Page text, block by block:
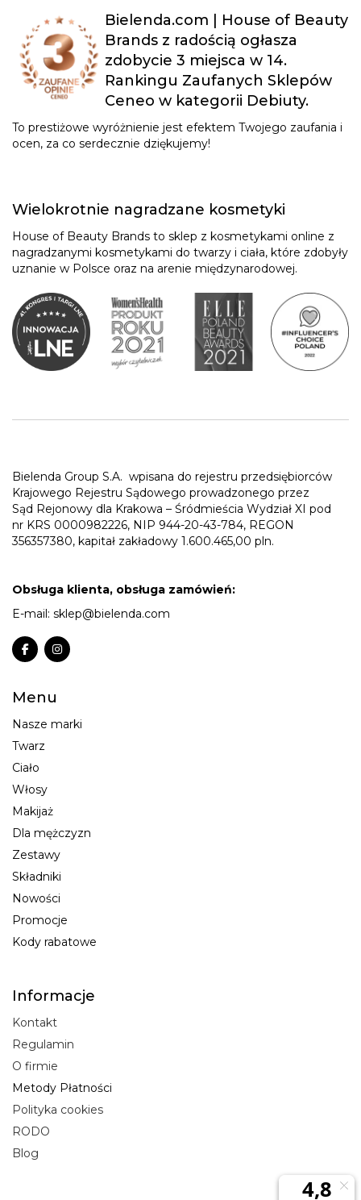
Bielenda.com | House of Beauty
Brands z radością ogłasza
zdobycie 3 miejsca w 14.
Rankingu Zaufanych Sklepów
Ceneo w kategorii Debiuty.
To prestiżowe wyróżnienie jest efektem Twojego zaufania i
ocen, za co serdecznie dziękujemy!
Wielokrotnie nagradzane kosmetyki
House of Beauty Brands to sklep z kosmetykami online z
nagradzanymi kosmetykami do twarzy i ciała, które zdobyły
uznanie w Polsce oraz na arenie międzynarodowej.
Bielenda Group S.A. wpisana do rejestru przedsiębiorców
Krajowego Rejestru Sądowego prowadzonego przez
Sąd Rejonowy dla Krakowa – Śródmieścia Wydział XI pod
nr KRS 0000982226, NIP 944-20-43-784, REGON
356357380, kapitał zakładowy 1.600.465,00 pln.
Obsługa klienta, obsługa zamówień:
E-mail: sklep@bielenda.com
Menu
Nasze marki
Twarz
Ciało
Włosy
Makijaż
Dla mężczyzn
Zestawy
Składniki
Nowości
Promocje
Kody rabatowe
Informacje
Kontakt
Regulamin
O firmie
Metody Płatności
Polityka cookies
RODO
Blog